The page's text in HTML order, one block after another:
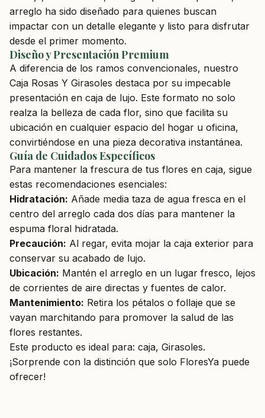
arreglo ha sido diseñado para quienes buscan
impactar con un detalle elegante y listo para disfrutar
desde el primer momento.
Diseño y Presentación Premium
A diferencia de los ramos convencionales, nuestro
Caja Rosas Y Girasoles destaca por su impecable
presentación en caja de lujo. Este formato no solo
realza la belleza de cada flor, sino que facilita su
ubicación en cualquier espacio del hogar u oficina,
convirtiéndose en una pieza decorativa instantánea.
Guía de Cuidados Específicos
Para mantener la frescura de tus flores en caja, sigue
estas recomendaciones esenciales:
Hidratación: Añade media taza de agua fresca en el
centro del arreglo cada dos días para mantener la
espuma floral hidratada.
Precaución: Al regar, evita mojar la caja exterior para
conservar su acabado de lujo.
Ubicación: Mantén el arreglo en un lugar fresco, lejos
de corrientes de aire directas y fuentes de calor.
Mantenimiento: Retira los pétalos o follaje que se
vayan marchitando para promover la salud de las
flores restantes.
Este producto es ideal para: caja, Girasoles.
¡Sorprende con la distinción que solo FloresYa puede
ofrecer!